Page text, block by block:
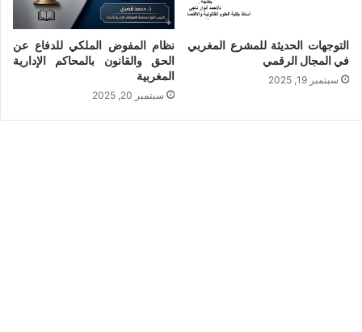
التوجهات الحديثة للمشرع المغربي
في المجال الرقمي
سبتمبر 19, 2025
نظام المفوض الملكي للدفاع عن
الحق والقانون بالمحاكم الإدارية
المغربية
سبتمبر 20, 2025